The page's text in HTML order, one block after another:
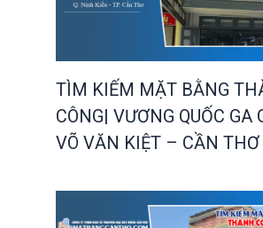
TÌM KIẾM MẶT BẰNG
CÔNG| VƯƠNG QUỐC GA
VÕ VĂN KIỆT – CẦN THƠ